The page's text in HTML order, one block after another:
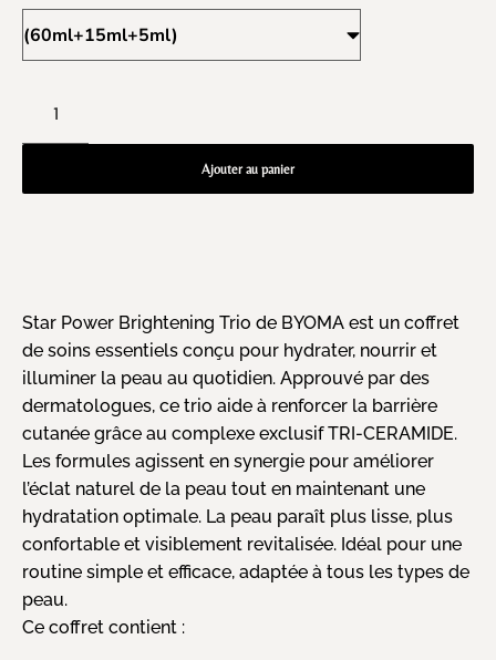
Ajouter au panier
Star Power Brightening Trio de BYOMA est un coffret
de soins essentiels conçu pour hydrater, nourrir et
illuminer la peau au quotidien. Approuvé par des
dermatologues, ce trio aide à renforcer la barrière
cutanée grâce au complexe exclusif TRI-CERAMIDE.
Les formules agissent en synergie pour améliorer
l’éclat naturel de la peau tout en maintenant une
hydratation optimale. La peau paraît plus lisse, plus
confortable et visiblement revitalisée. Idéal pour une
routine simple et efficace, adaptée à tous les types de
peau.
Ce coffret contient :